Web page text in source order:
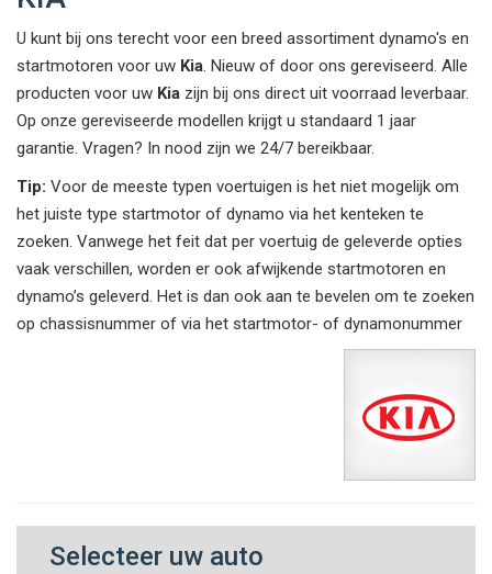
U kunt bij ons terecht voor een breed assortiment dynamo's en
startmotoren voor uw Kia. Nieuw of door ons gereviseerd. Alle
producten voor uw Kia zijn bij ons direct uit voorraad leverbaar.
Op onze gereviseerde modellen krijgt u standaard 1 jaar
garantie. Vragen? In nood zijn we 24/7 bereikbaar.
Tip: Voor de meeste typen voertuigen is het niet mogelijk om
het juiste type startmotor of dynamo via het kenteken te
zoeken. Vanwege het feit dat per voertuig de geleverde opties
vaak verschillen, worden er ook afwijkende startmotoren en
dynamo’s geleverd. Het is dan ook aan te bevelen om te zoeken
op chassisnummer of via het startmotor- of dynamonummer
Selecteer uw auto